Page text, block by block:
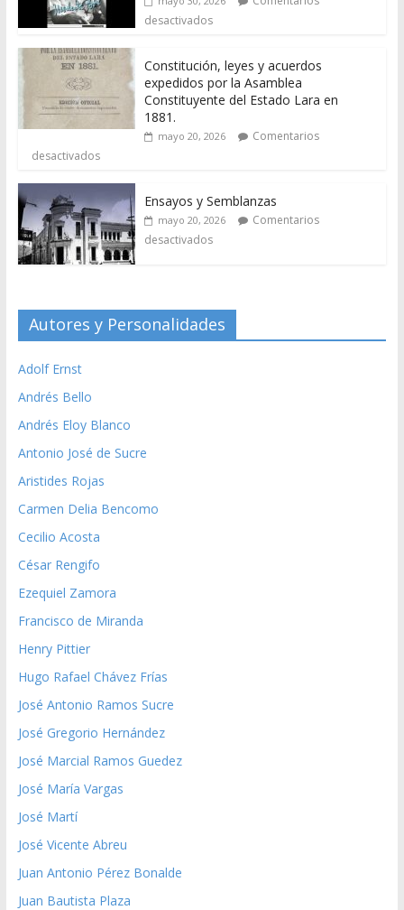
desactivados
Constitución, leyes y acuerdos
expedidos por la Asamblea
Constituyente del Estado Lara en
1881.
mayo 20, 2026
Comentarios
desactivados
Ensayos y Semblanzas
mayo 20, 2026
Comentarios
desactivados
Autores y Personalidades
Adolf Ernst
Andrés Bello
Andrés Eloy Blanco
Antonio José de Sucre
Aristides Rojas
Carmen Delia Bencomo
Cecilio Acosta
César Rengifo
Ezequiel Zamora
Francisco de Miranda
Henry Pittier
Hugo Rafael Chávez Frías
José Antonio Ramos Sucre
José Gregorio Hernández
José Marcial Ramos Guedez
José María Vargas
José Martí
José Vicente Abreu
Juan Antonio Pérez Bonalde
Juan Bautista Plaza